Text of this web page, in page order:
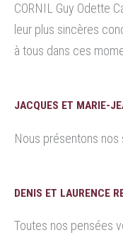
CORNIL Guy Odette
leur plus sincères
à tous dans ces
JACQUES ET MARIE-
Nous présentons nos
DENIS ET LAURENCE
Toutes nos pensées